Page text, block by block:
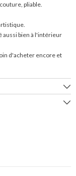
pliable.
aussi bien à l'intérieur
d'acheter encore et